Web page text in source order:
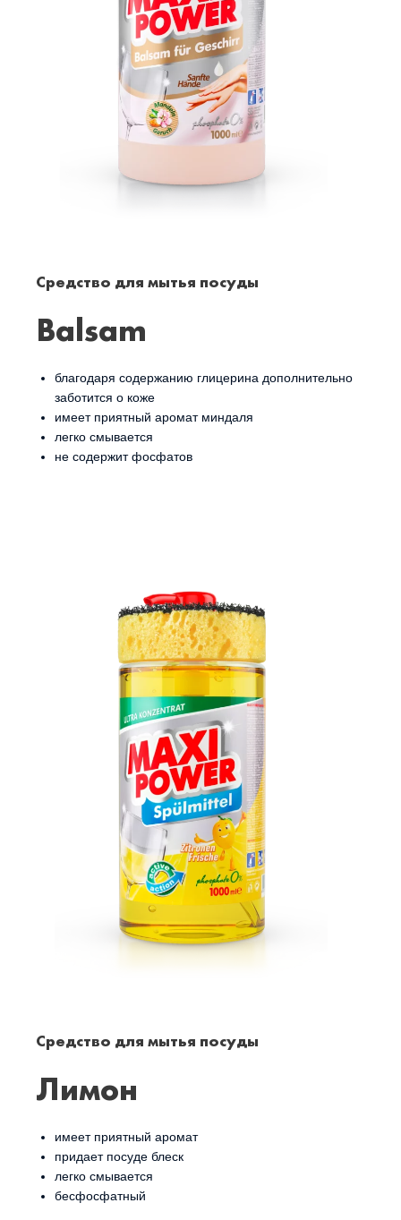
Средство для мытья посуды
Balsam
благодаря содержанию глицерина дополнительно
заботится о коже
имеет приятный аромат миндаля
легко смывается
не содержит фосфатов
Средство для мытья посуды
Лимон
имеет приятный аромат
придает посуде блеск
легко смывается
бесфосфатный